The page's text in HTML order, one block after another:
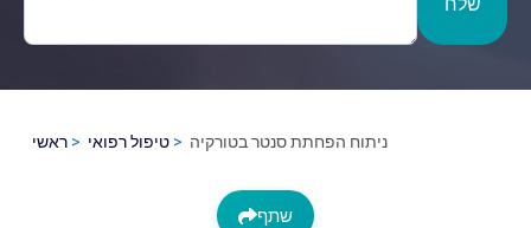
ראשי טיפול רפואי ניתוח הפחתת סנטר בטורקיה
שתף